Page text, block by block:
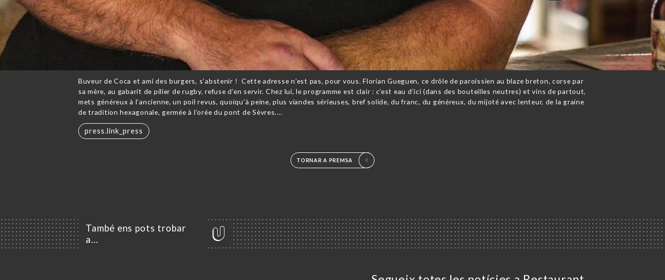
Buveur de Coca et ami des burgers, s’abstenir ! Cette adresse n’est pas, pour vous. Florian Gueguen, ce drôle de paroissien au blaze breton, corse par
sa mère, au gabarit de pilier de rugby, refuse d’en servir. Chez lui, le programme est clair : c’est eau d’ici (dans des bouteilles neutres) et vins de partout,
mets généreux à l’ancienne, un poil revus, quoiqu’à peine, plus viandes sérieuses, bref solide, du franc, du généreux, du mijoté avec lenteur, de la graine
de tradition hexagonale, germée à l’orée du pont de Sèvres....
press.link_press
TORNAR A PREMSA
També ens pots trobar
a…